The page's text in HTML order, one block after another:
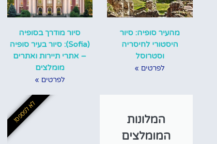
מהעיר סופיה: סיור
היסטורי לחיסריה
וסטרוסל
לפרטים »
סיור מודרך בסופיה
(Sofia): סיור בעיר סופיה
– אתרי תיירות ואתרים
מומלצים
לפרטים »
המלונות
המומלצים
לא לפספס!